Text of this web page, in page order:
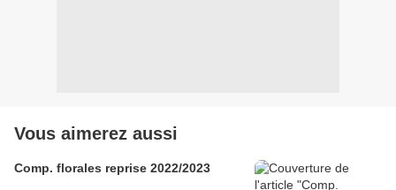
Vous aimerez aussi
Comp. florales reprise 2022/2023